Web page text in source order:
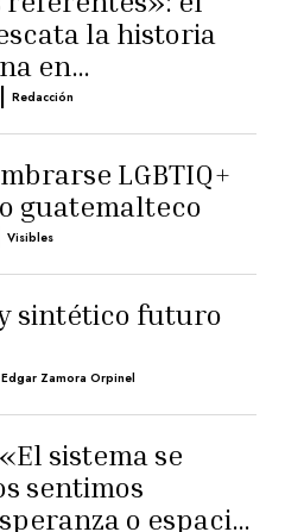
la historia
en
| Redacción
LGBTIQ+
guatemalteco
Visibles
sintético futuro
Edgar Zamora Orpinel
sistema se
sentimos
o espacio